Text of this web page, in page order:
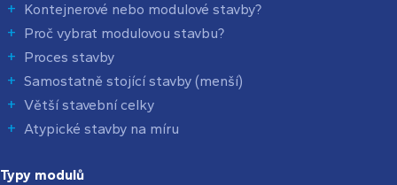
Kontejnerové nebo modulové stavby?
Proč vybrat modulovou stavbu?
Proces stavby
Samostatně stojící stavby (menší)
Větší stavební celky
Atypické stavby na míru
Typy modulů